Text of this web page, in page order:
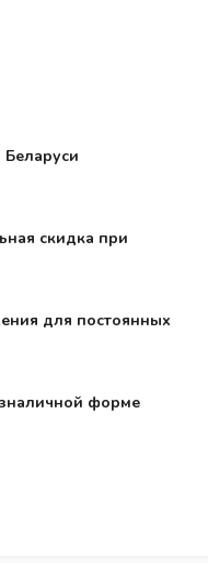
скидка при
для постоянных
форме